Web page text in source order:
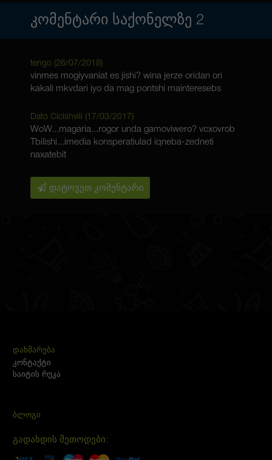
ᲙᲝᲛᲔᲜᲢᲐᲠᲘ ᲡᲐᲥᲝᲜᲔᲚᲖᲔ 2
tengo (26/07/2018)
vinmes mogiyvaniat es jishi? wina jerze oridan ori
kakali mkvdari iyo da mag pontshi mainteresebs
Dato Cicishvili (17/03/2017)
WoW...magaria...rogor unda gamoviwero? vcxovrob
Tbilishi...imedia konsperatiulad iqneba-zedneti
naxatebit
დატოვეთ კომენტარი
ᲓᲐᲮᲛᲐᲠᲔᲑᲐ
კონტაქტი
საიტის რუკა
ᲑᲚᲝᲒᲘ
გადახდის მეთოდები: